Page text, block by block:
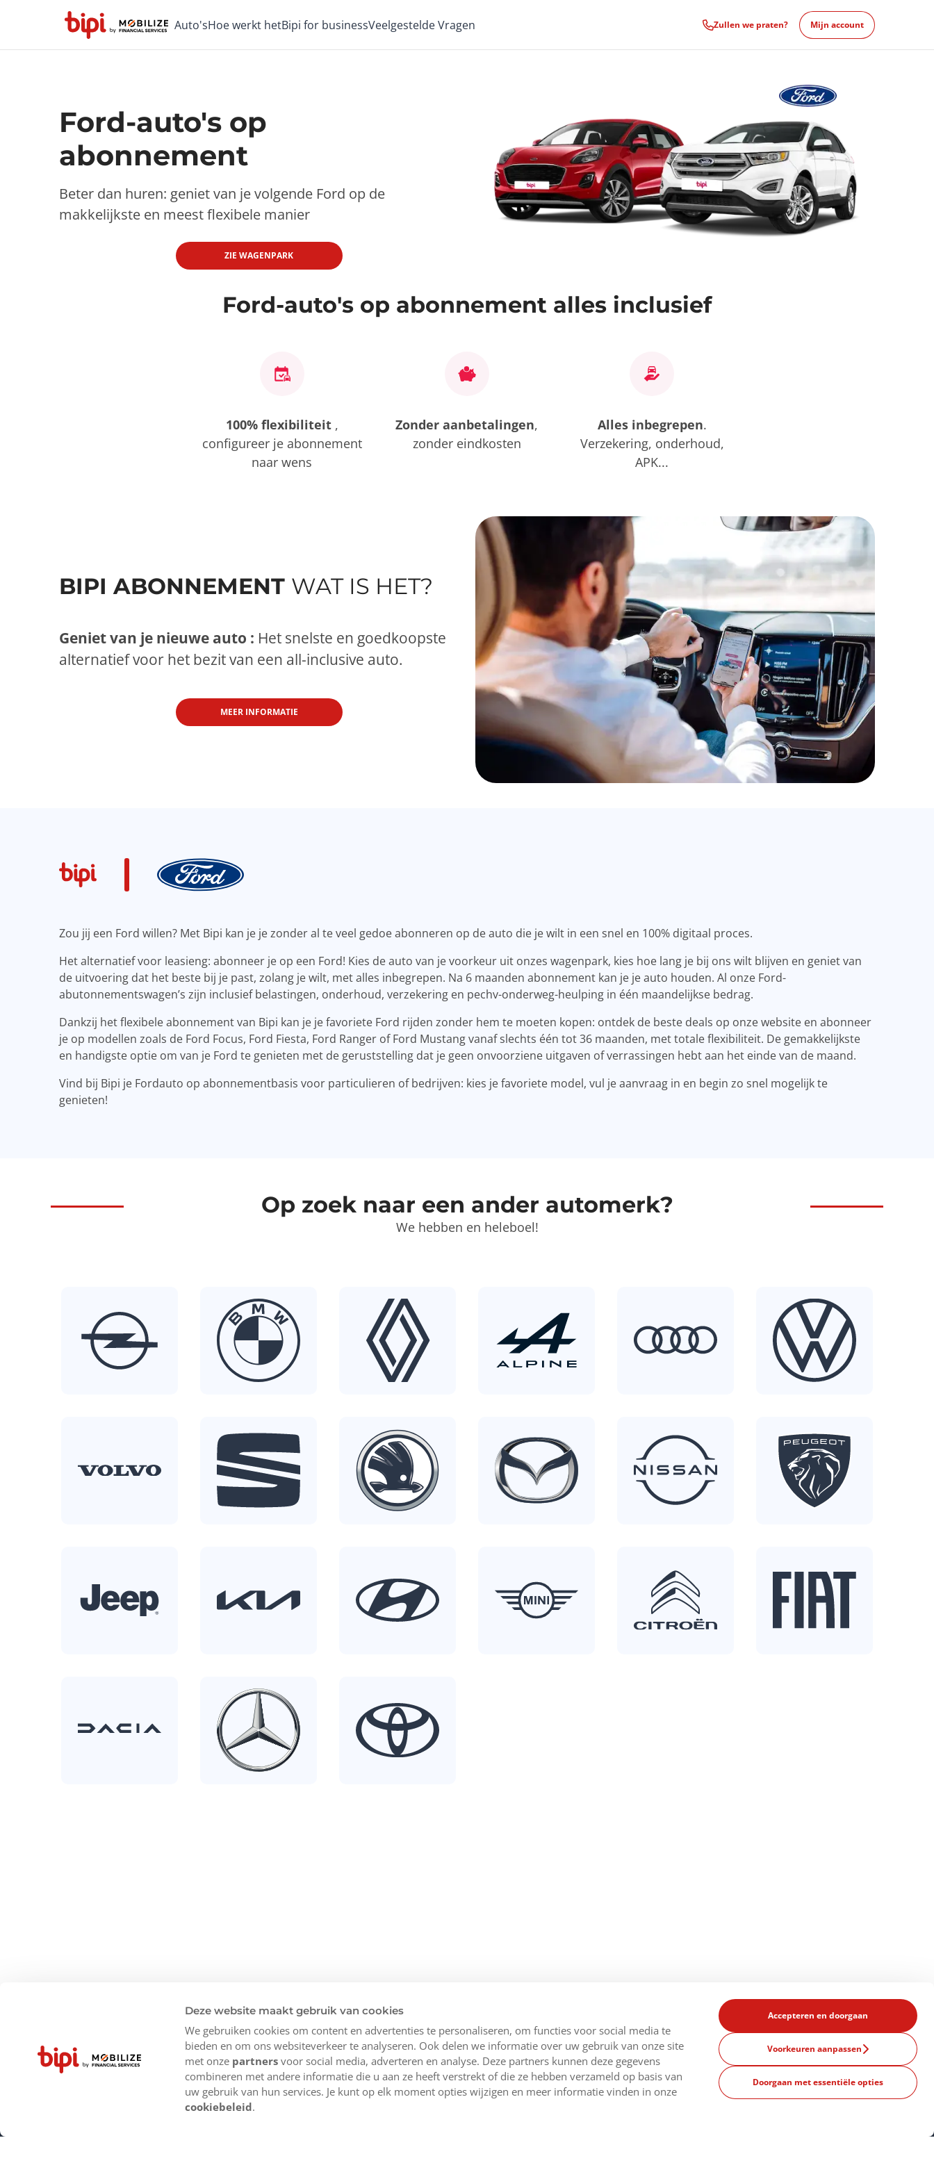
Auto'sHoe werkt hetBipi for businessVeelgestelde Vragen Zullen we praten? Mijn account
Ford-auto's op
abonnement
Beter dan huren: geniet van je volgende Ford op de
makkelijkste en meest flexibele manier
ZIE WAGENPARK
Ford-auto's op abonnement alles inclusief
100% flexibiliteit ,
configureer je abonnement
naar wens
Zonder aanbetalingen,
zonder eindkosten
Alles inbegrepen.
Verzekering, onderhoud,
APK...
BIPI ABONNEMENT WAT IS HET?
Geniet van je nieuwe auto : Het snelste en goedkoopste
alternatief voor het bezit van een all-inclusive auto.
MEER INFORMATIE
Zou jij een Ford willen? Met Bipi kan je je zonder al te veel gedoe abonneren op de auto die je wilt in een snel en 100% digitaal proces.
Het alternatief voor leasieng: abonneer je op een Ford! Kies de auto van je voorkeur uit onzes wagenpark, kies hoe lang je bij ons wilt blijven en geniet van
de uitvoering dat het beste bij je past, zolang je wilt, met alles inbegrepen. Na 6 maanden abonnement kan je je auto houden. Al onze Ford-
abutonnementswagen’s zijn inclusief belastingen, onderhoud, verzekering en pechv-onderweg-heulping in één maandelijkse bedrag.
Dankzij het flexibele abonnement van Bipi kan je je favoriete Ford rijden zonder hem te moeten kopen: ontdek de beste deals op onze website en abonneer
je op modellen zoals de Ford Focus, Ford Fiesta, Ford Ranger of Ford Mustang vanaf slechts één tot 36 maanden, met totale flexibiliteit. De gemakkelijkste
en handigste optie om van je Ford te genieten met de geruststelling dat je geen onvoorziene uitgaven of verrassingen hebt aan het einde van de maand.
Vind bij Bipi je Fordauto op abonnementbasis voor particulieren of bedrijven: kies je favoriete model, vul je aanvraag in en begin zo snel mogelijk te
genieten!
Op zoek naar een ander automerk?
We hebben en heleboel!
Deze website maakt gebruik van cookies
We gebruiken cookies om content en advertenties te personaliseren, om functies voor social media te
bieden en om ons websiteverkeer te analyseren. Ook delen we informatie over uw gebruik van onze site
met onze partners voor social media, adverteren en analyse. Deze partners kunnen deze gegevens
combineren met andere informatie die u aan ze heeft verstrekt of die ze hebben verzameld op basis van
uw gebruik van hun services. Je kunt op elk moment opties wijzigen en meer informatie vinden in onze
cookiebeleid.
Accepteren en doorgaan
Voorkeuren aanpassen
Doorgaan met essentiële opties